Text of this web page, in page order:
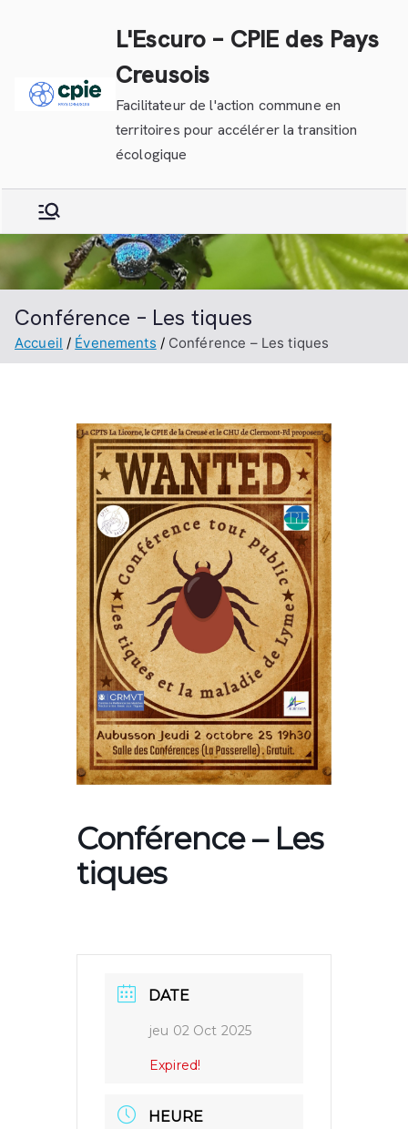
L'Escuro – CPIE des Pays
Creusois
Facilitateur de l'action commune en
territoires pour accélérer la transition
écologique
Conférence – Les tiques
Accueil Évenements Conférence – Les tiques
Conférence – Les
tiques
DATE
jeu 02 Oct 2025
Expired!
HEURE